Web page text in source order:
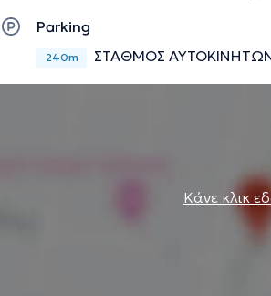
Parking
240m ΣΤΑΘΜΟΣ
Κάνε κλικ